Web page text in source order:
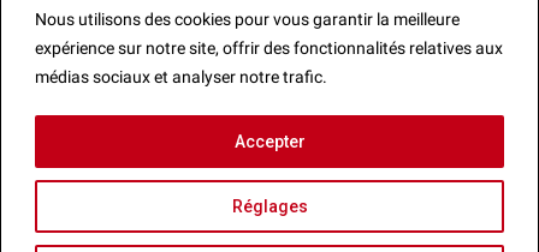
Nous utilisons des cookies pour vous garantir la meilleure
expérience sur notre site, offrir des fonctionnalités relatives aux
médias sociaux et analyser notre trafic.
Réglages
Accepter
Mentions LégalesActes administratifs
Ce site web utilise des cookies.
Nous utilisons des cookies pour vous garantir la meilleure
expérience sur notre site, offrir des fonctionnalités relatives
aux médias sociaux et analyser notre trafic.